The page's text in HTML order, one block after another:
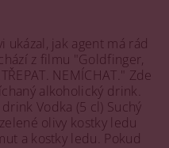
ukázal, jak agent má rád
z filmu "Goldfinger,
NEMÍCHAT." Zde
alkoholický drink.
Vodka (5 cl) Suchý
olivy kostky ledu
a kostky ledu. Pokud